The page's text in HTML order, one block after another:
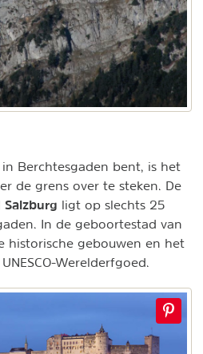
Berchtesgaden bent, is het
de grens over te steken. De
Salzburg ligt op slechts 25
In de geboortestad van
historische gebouwen en het
Werelderfgoed.